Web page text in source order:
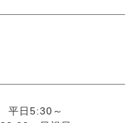
平日5:30～